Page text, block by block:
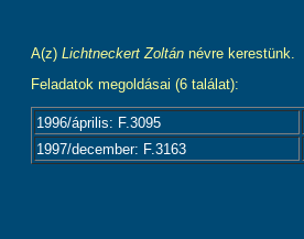
A(z) Lichtneckert Zoltán névre kerestünk.
Feladatok megoldásai (6 találat):
1996/április: F.3095
1997/december: F.3163